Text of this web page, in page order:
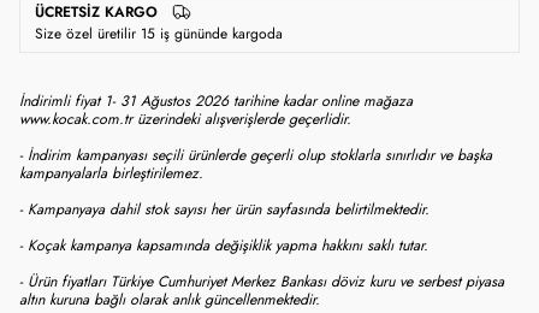
ÜCRETSIZ KARGO
Size özel üretilir 15 iş gününde kargoda
İndirimli fiyat 1- 31 Ağustos 2026 tarihine kadar online mağaza
www.kocak.com.tr üzerindeki alışverişlerde geçerlidir.
- İndirim kampanyası seçili ürünlerde geçerli olup stoklarla sınırlıdır ve başka
kampanyalarla birleştirilemez.
- Kampanyaya dahil stok sayısı her ürün sayfasında belirtilmektedir.
- Koçak kampanya kapsamında değişiklik yapma hakkını saklı tutar.
- Ürün fiyatları Türkiye Cumhuriyet Merkez Bankası döviz kuru ve serbest piyasa
altın kuruna bağlı olarak anlık güncellenmektedir.